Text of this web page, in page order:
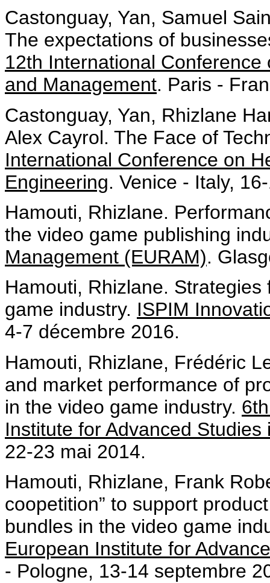
Castonguay, Yan, Samuel
The expectations of
12th International
and Management. Paris -
Castonguay, Yan, Rhizlane
Alex Cayrol. The Face of
International Conference on
Engineering. Venice - Italy,
Hamouti, Rhizlane.
the video game publishing
Management (EURAM).
Hamouti, Rhizlane.
game industry. ISPIM
4-7 décembre 2016.
Hamouti, Rhizlane, Frédéric
and market performance of
in the video game industry.
Institute for Advanced
22-23 mai 2014.
Hamouti, Rhizlane, Frank
coopetition” to support
bundles in the video game
European Institute for
- Pologne, 13-14 septembre